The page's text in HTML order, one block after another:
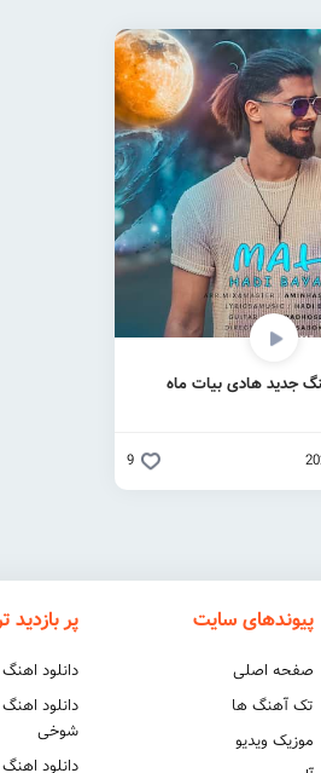
جدید هادی بیات ماه
9
پیوندهای سایت
صفحه اصلی
تک آهنگ ها
موزیک ویدیو
پر بازدید
دانلود
دانلود
شوخی
دانلود